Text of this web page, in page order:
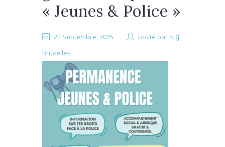
« Jeunes & Police »
22 Septembre, 2025 posté par SDJ
Bruxelles